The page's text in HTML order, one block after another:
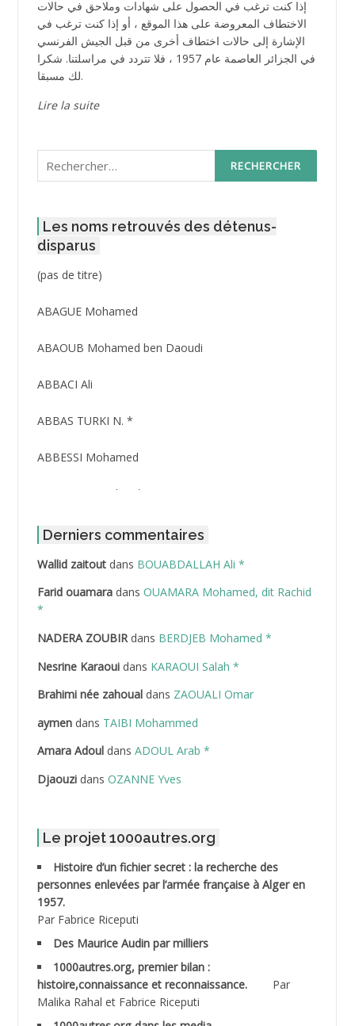
إذا كنت ترغب في الحصول على شهادات وملاحق في حالات
الاختطاف المعروضة على هذا الموقع ، أو إذا كنت ترغب في
الإشارة إلى حالات اختطاف أخرى من قبل الجيش الفرنسي
في الجزائر العاصمة عام 1957 ، فلا تتردد في مراسلتنا. شكرا
لك مسبقا.
Lire la suite
Rechercher :
Les noms retrouvés des détenus-
disparus
(pas de titre)Post
3416
ABAGUE Mohamed
ABAOUB Mohamed ben Daoudi
ABBACI Ali
ABBAS TURKI N. *
ABBESSI Mohamed
ABBOUR Azzedine *
ABDAT Amar
ABDEDDAIM Hamid
ABDELAZIZ Mohamed
ABDELHAFID Lakhdar
ABDELLI Mohamed
ABDELLI Mohamed *
ABDELMOUMENE Ahmed
ABDESMED Mohamed ben Kaddour
ABDESSELAMI Kouider
ABDESSLEM Ahmed dit le Coiffeur
ABDOUDOU
Derniers commentaires
Wallid zaitoutdans BOUABDALLAH Ali *
Farid ouamaradans OUAMARA Mohamed, dit Rachid
*
NADERA ZOUBIRdans BERDJEB Mohamed *
Nesrine Karaouidans KARAOUI Salah *
Brahimi née zahoualdans ZAOUALI Omar
aymendans TAIBI Mohammed
Amara Adouldans ADOUL Arab *
Djaouzidans OZANNE Yves
Le projet 1000autres.org
Histoire d’un fichier secret : la recherche des
personnes enlevées par l’armée française à Alger en
1957.
Par Fabrice Riceputi
Des Maurice Audin par milliers
1000autres.org, premier bilan :
histoire,connaissance et reconnaissance.
Par
Malika Rahal et Fabrice Riceputi